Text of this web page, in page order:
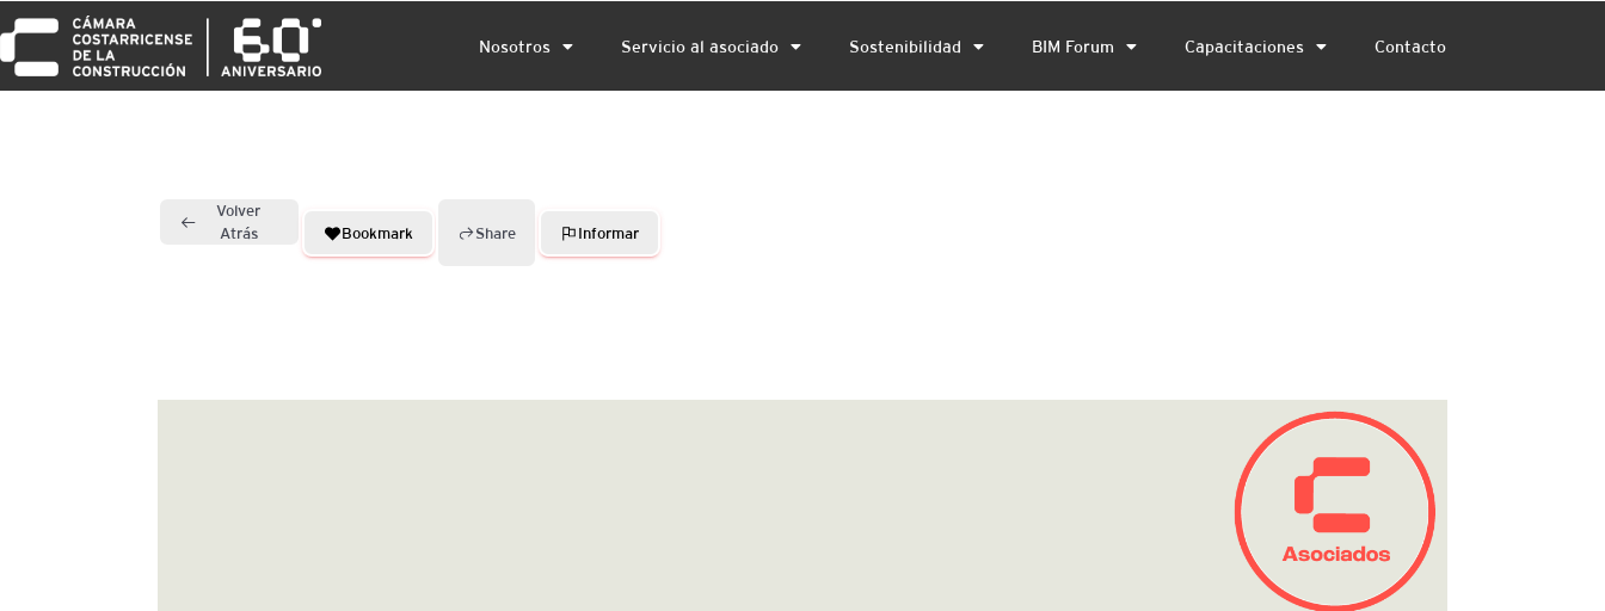
Nosotros Servicio al asociado Sostenibilidad BIM Forum Capacitaciones Contacto
Volver
Atrás
Bookmark Share Informar